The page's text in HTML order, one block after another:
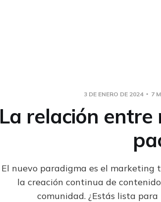
3 DE ENERO DE 2024 7
La relación
El nuevo paradigma es el marketing
la creación continua de
comunidad. ¿Estás lista